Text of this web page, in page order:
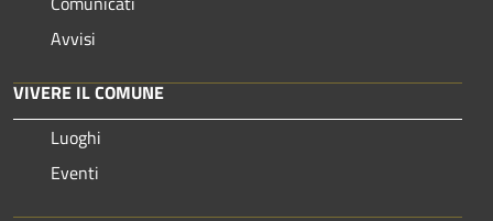
Avvisi
VIVERE IL COMUNE
Luoghi
Eventi